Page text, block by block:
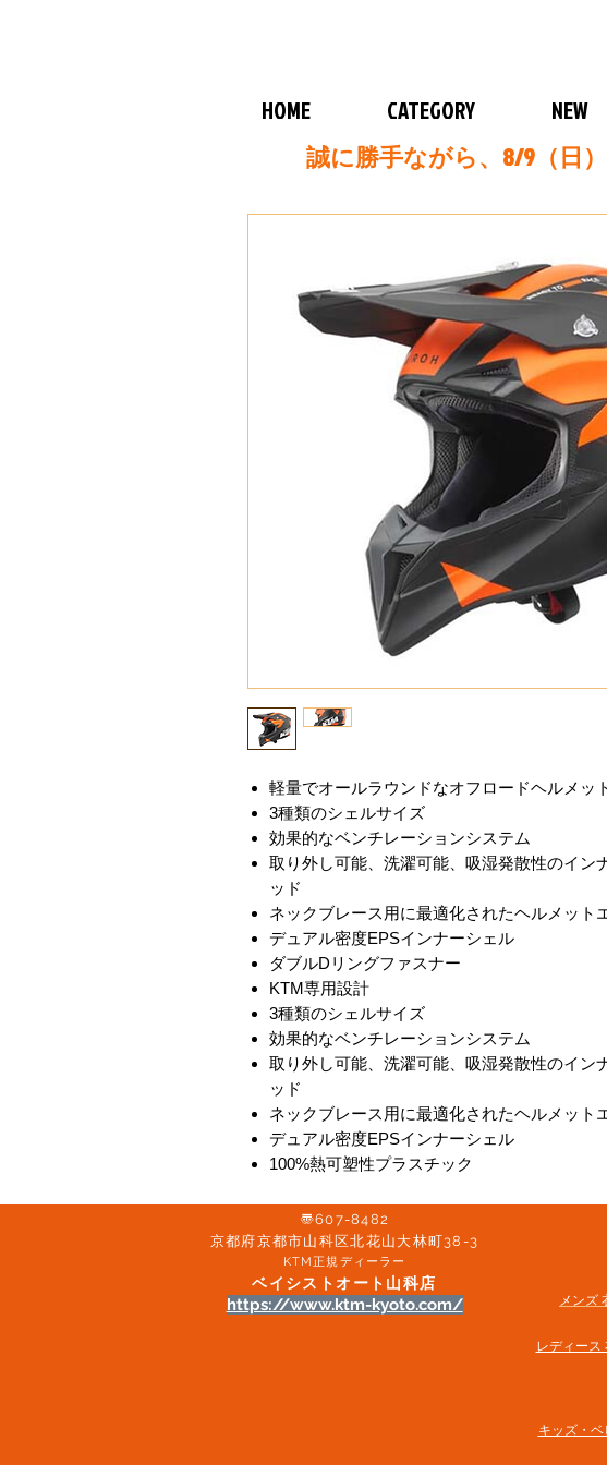
HOME CATEGORY NEW
誠に勝手ながら、8/9（日
軽量でオールラウンドなオフロードヘルメッ
3種類のシェルサイズ
効果的なベンチレーションシステム
取り外し可能、洗濯可能、吸湿発散性のイン
ッド
ネックブレース用に最適化されたヘルメット
デュアル密度EPSインナーシェル
ダブルDリングファスナー
KTM専用設計
3種類のシェルサイズ
効果的なベンチレーションシステム
取り外し可能、洗濯可能、吸湿発散性のイン
ッド
ネックブレース用に最適化されたヘルメット
デュアル密度EPSインナーシェル
100%熱可塑性プラスチック
〠607-8482
京都府京都市山科区北花山大林町38-3​
KTM正規ディーラー
ベイシストオート山科店
https://www.ktm-kyoto.com/ メンズ
レディース
キッズ・